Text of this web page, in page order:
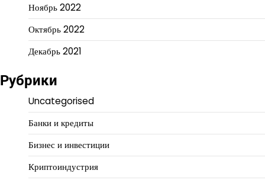
Ноябрь 2022
Октябрь 2022
Декабрь 2021
Рубрики
Uncategorised
Банки и кредиты
Бизнес и инвестиции
Криптоиндустрия